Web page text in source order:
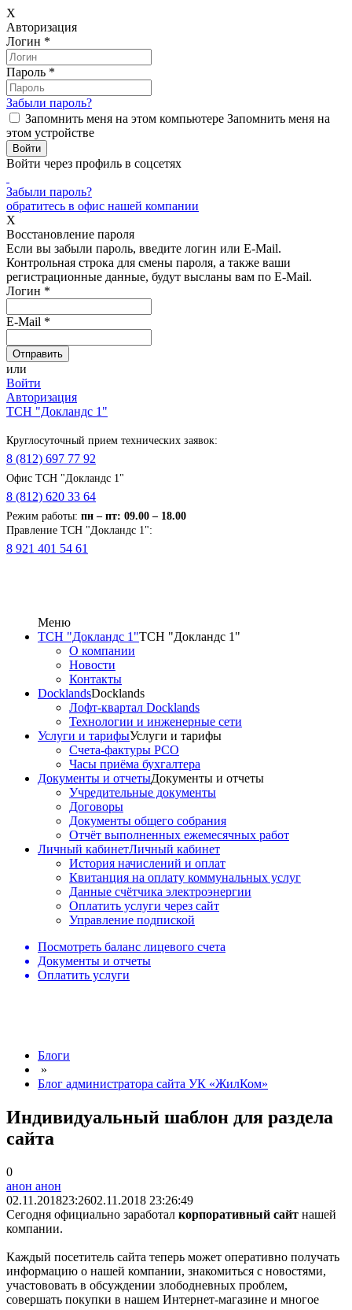
X
Авторизация
Логин *
Пароль *
Забыли пароль?
Запомнить меня на этом компьютере Запомнить меня на
этом устройстве
Войти через профиль в соцсетях
Забыли пароль?
обратитесь в офис нашей компании
X
Восстановление пароля
Если вы забыли пароль, введите логин или E-Mail.
Контрольная строка для смены пароля, а также ваши
регистрационные данные, будут высланы вам по E-Mail.
Логин *
E-Mail *
или
Войти
Авторизация
ТСН "Докландс 1"
Круглосуточный прием технических заявок:
8 (812) 697 77 92
Офис ТСН "Докландс 1"
8 (812) 620 33 64
Режим работы: пн – пт: 09.00 – 18.00
Правление ТСН "Докландс 1":
8 921 401 54 61
Меню
ТСН "Докландс 1"ТСН "Докландс 1"
О компании
Новости
Контакты
DocklandsDocklands
Лофт-квартал Docklands
Технологии и инженерные сети
Услуги и тарифыУслуги и тарифы
Счета-фактуры РСО
Часы приёма бухгалтера
Документы и отчетыДокументы и отчеты
Учредительные документы
Договоры
Документы общего собрания
Отчёт выполненных ежемесячных работ
Личный кабинетЛичный кабинет
История начислений и оплат
Квитанция на оплату коммунальных услуг
Данные счётчика электроэнергии
Оплатить услуги через сайт
Управление подпиской
Посмотреть баланс лицевого счета
Документы и отчеты
Оплатить услуги
Блоги
»
Блог администратора сайта УК «ЖилКом»
Индивидуальный шаблон для раздела
сайта
0
анон анон
02.11.201823:2602.11.2018 23:26:49
Сегодня официально заработал корпоративный сайт нашей
компании.
Каждый посетитель сайта теперь может оперативно получать
информацию о нашей компании, знакомиться с новостями,
участововать в обсуждении злободневных проблем,
совершать покупки в нашем Интернет-магазине и многое